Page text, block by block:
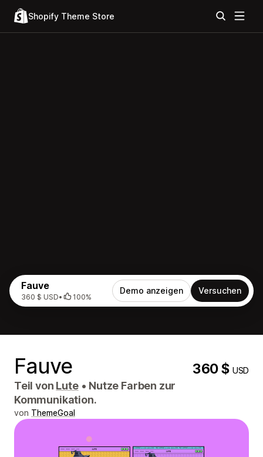
Shopify Theme Store
Fauve
360 $ USD• 100%
Demo anzeigen Versuchen
Fauve 360 $USD
Teil von Lute • Nutze Farben zur
Kommunikation.
von ThemeGoal